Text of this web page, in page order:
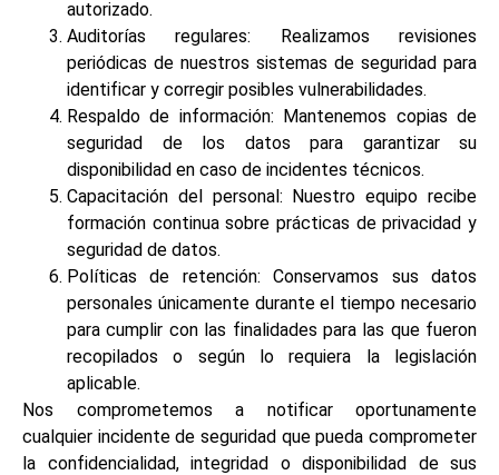
autorizado.
Auditorías regulares: Realizamos revisiones
periódicas de nuestros sistemas de seguridad para
identificar y corregir posibles vulnerabilidades.
Respaldo de información: Mantenemos copias de
seguridad de los datos para garantizar su
disponibilidad en caso de incidentes técnicos.
Capacitación del personal: Nuestro equipo recibe
formación continua sobre prácticas de privacidad y
seguridad de datos.
Políticas de retención: Conservamos sus datos
personales únicamente durante el tiempo necesario
para cumplir con las finalidades para las que fueron
recopilados o según lo requiera la legislación
aplicable.
Nos comprometemos a notificar oportunamente
cualquier incidente de seguridad que pueda comprometer
la confidencialidad, integridad o disponibilidad de sus